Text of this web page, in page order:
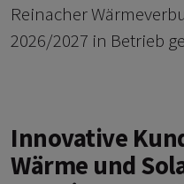
Reinacher
2026/2027 in Betrieb
Innovative
Wärme und